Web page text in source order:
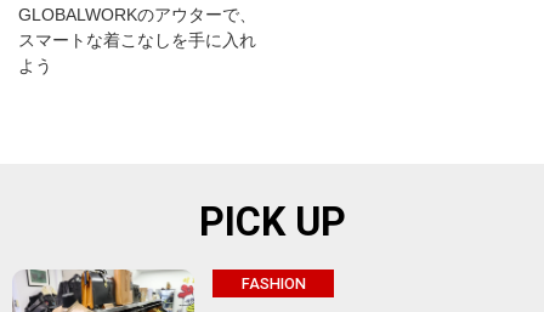
GLOBALWORKのアウターで、
スマートな着こなしを手に入れ
よう
PICK UP
FASHION